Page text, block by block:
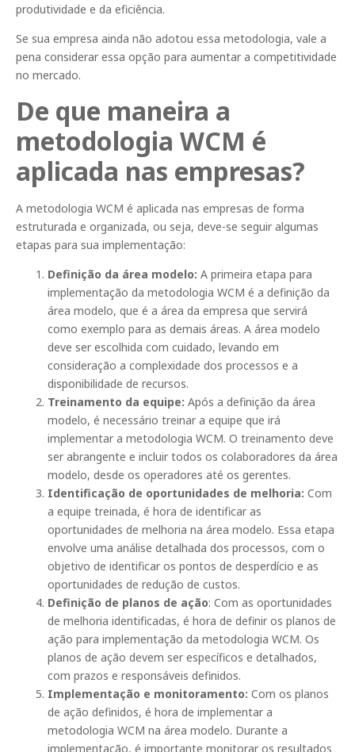
produtividade e da eficiência.
Se sua empresa ainda não adotou essa metodologia, vale a
pena considerar essa opção para aumentar a competitividade
no mercado.
De que maneira a
metodologia WCM é
aplicada nas empresas?
A metodologia WCM é aplicada nas empresas de forma
estruturada e organizada, ou seja, deve-se seguir algumas
etapas para sua implementação:
Definição da área modelo: A primeira etapa para
implementação da metodologia WCM é a definição da
área modelo, que é a área da empresa que servirá
como exemplo para as demais áreas. A área modelo
deve ser escolhida com cuidado, levando em
consideração a complexidade dos processos e a
disponibilidade de recursos.
Treinamento da equipe: Após a definição da área
modelo, é necessário treinar a equipe que irá
implementar a metodologia WCM. O treinamento deve
ser abrangente e incluir todos os colaboradores da área
modelo, desde os operadores até os gerentes.
Identificação de oportunidades de melhoria: Com
a equipe treinada, é hora de identificar as
oportunidades de melhoria na área modelo. Essa etapa
envolve uma análise detalhada dos processos, com o
objetivo de identificar os pontos de desperdício e as
oportunidades de redução de custos.
Definição de planos de ação: Com as oportunidades
de melhoria identificadas, é hora de definir os planos de
ação para implementação da metodologia WCM. Os
planos de ação devem ser específicos e detalhados,
com prazos e responsáveis definidos.
Implementação e monitoramento: Com os planos
de ação definidos, é hora de implementar a
metodologia WCM na área modelo. Durante a
implementação, é importante monitorar os resultados